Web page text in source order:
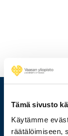
Tämä sivusto
Käytämme
räätälöimiseen,